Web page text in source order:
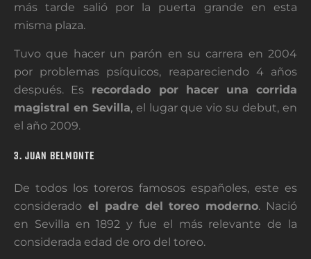
más tarde salió por la puerta grande en esta
misma plaza.
Tuvo que hacer un parón en su carrera en 2004
por problemas psíquicos, reapareciendo 4 años
después. Es recordado por hacer una corrida
magistral en Sevilla, el lugar que vio su debut, en
el año 2009.
3. JUAN BELMONTE
De todos los toreros famosos españoles, este es
considerado el padre del toreo moderno. Nació
en Sevilla en 1892 y fue el más relevante de la
considerada edad de oro del toreo.